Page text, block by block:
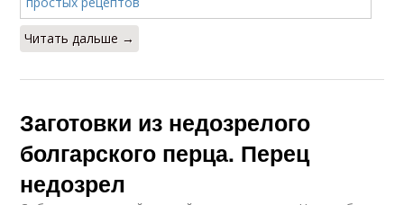
Читать дальше →
Заготовки из недозрелого
болгарского перца. Перец
недозрел